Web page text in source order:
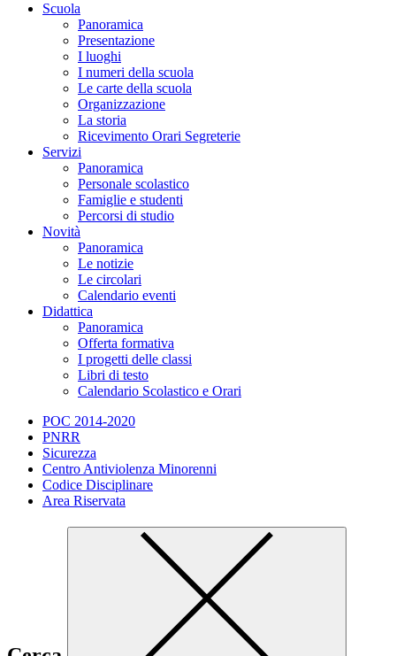
Scuola
Panoramica
Presentazione
I luoghi
I numeri della scuola
Le carte della scuola
Organizzazione
La storia
Ricevimento Orari Segreterie
Servizi
Panoramica
Personale scolastico
Famiglie e studenti
Percorsi di studio
Novità
Panoramica
Le notizie
Le circolari
Calendario eventi
Didattica
Panoramica
Offerta formativa
I progetti delle classi
Libri di testo
Calendario Scolastico e Orari
POC 2014-2020
PNRR
Sicurezza
Centro Antiviolenza Minorenni
Codice Disciplinare
Area Riservata